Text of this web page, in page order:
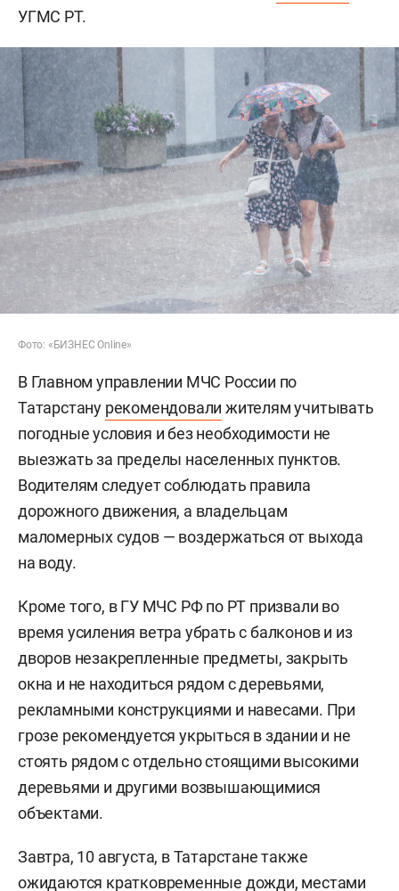
УГМС РТ.
Фото: «БИЗНЕС Online»
В Главном управлении МЧС России по
Татарстану рекомендовали жителям учитывать
погодные условия и без необходимости не
выезжать за пределы населенных пунктов.
Водителям следует соблюдать правила
дорожного движения, а владельцам
маломерных судов — воздержаться от выхода
на воду.
Кроме того, в ГУ МЧС РФ по РТ призвали во
время усиления ветра убрать с балконов и из
дворов незакрепленные предметы, закрыть
окна и не находиться рядом с деревьями,
рекламными конструкциями и навесами. При
грозе рекомендуется укрыться в здании и не
стоять рядом с отдельно стоящими высокими
деревьями и другими возвышающимися
объектами.
Завтра, 10 августа, в Татарстане также
ожидаются кратковременные дожди, местами